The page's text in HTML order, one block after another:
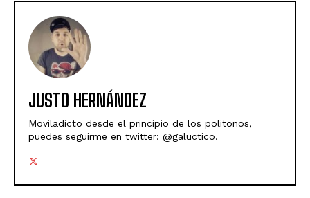
JUSTO HERNÁNDEZ
Moviladicto desde el principio de los politonos,
puedes seguirme en twitter: @galuctico.